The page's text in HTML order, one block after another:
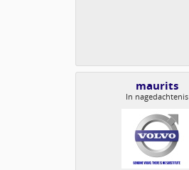
maurits
In nagedachtenis